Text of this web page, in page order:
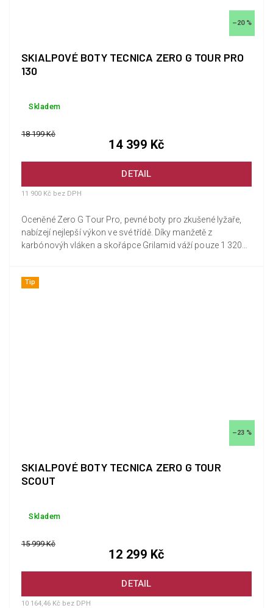
–20 %
SKIALPOVÉ BOTY TECNICA ZERO G TOUR PRO
130
Skladem
DETAIL
11 900 Kč bez DPH
18 199 Kč
14 399 Kč
Oceněné Zero G Tour Pro, pevné boty pro zkušené lyžaře,
nabízejí nejlepší výkon ve své třídě. Díky manžetě z
karbónovýh vláken a skořápce Grilamid váží pouze 1 320
Tip
–23 %
SKIALPOVÉ BOTY TECNICA ZERO G TOUR
SCOUT
Skladem
DETAIL
10 164,46 Kč bez DPH
15 999 Kč
12 299 Kč